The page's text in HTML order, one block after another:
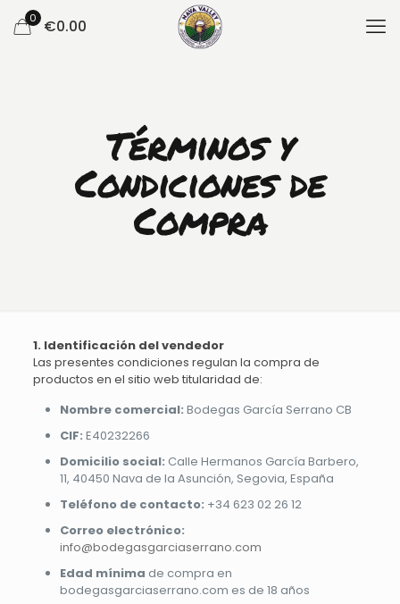
0 €0.00
Términos y
Condiciones de
Compra
1. Identificación del vendedor
Las presentes condiciones regulan la compra de
productos en el sitio web titularidad de:
Nombre comercial: Bodegas García Serrano CB
CIF: E40232266
Domicilio social: Calle Hermanos García Barbero,
11, 40450 Nava de la Asunción, Segovia, España
Teléfono de contacto: +34 623 02 26 12
Correo electrónico:
info@bodegasgarciaserrano.com
Edad mínima de compra en
bodegasgarciaserrano.com es de 18 años